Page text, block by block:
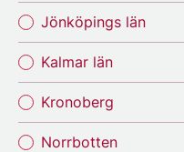
Jönköpings län
Kalmar län
Kronoberg
Norrbotten